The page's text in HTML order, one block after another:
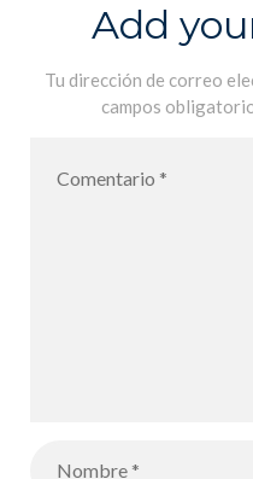
Add
Tu dirección de correo
campos